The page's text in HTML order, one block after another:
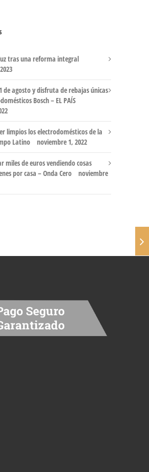
tras una reforma integral
de agosto y disfruta de rebajas únicas
Bosch – EL PAÍS
limpios los electrodomésticos de la
Latino
noviembre 1, 2022
miles de euros vendiendo cosas
por casa – Onda Cero
noviembre